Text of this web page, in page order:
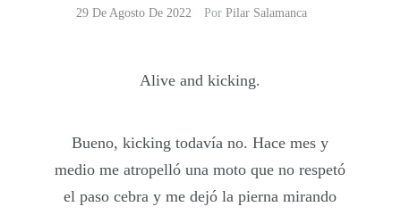
29 De Agosto De 2022 Por Pilar Salamanca
Alive and kicking.
Bueno, kicking todavía no. Hace mes y
medio me atropelló una moto que no respetó
el paso cebra y me dejó la pierna mirando